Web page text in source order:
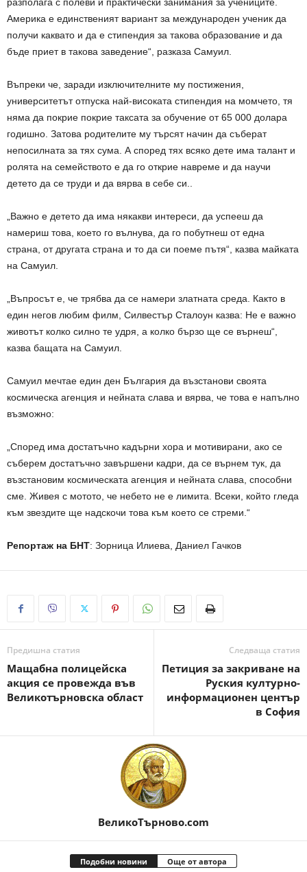
разполага с полеви и практически занимания за учениците.
Америка е единственият вариант за международен ученик да
получи каквато и да е стипендия за такова образование и да
бъде приет в такова заведение“, разказа Самуил.
Въпреки че, заради изключителните му постижения,
университетът отпуска най-високата стипендия на момчето, тя
няма да покрие покрие таксата за обучение от 65 000 долара
годишно. Затова родителите му търсят начин да съберат
непосилната за тях сума. А според тях всяко дете има талант и
ролята на семейството е да го открие навреме и да научи
детето да се труди и да вярва в себе си..
„Важно е детето да има някакви интереси, да успееш да
намериш това, което го вълнува, да го побутнеш от една
страна, от другата страна и то да си поеме пътя“, казва майката
на Самуил.
„Въпросът е, че трябва да се намери златната среда. Както в
един негов любим филм, Силвестър Сталоун казва: Не е важно
животът колко силно те удря, а колко бързо ще се върнеш“,
казва бащата на Самуил.
Самуил мечтае един ден България да възстанови своята
космическа агенция и нейната слава и вярва, че това е напълно
възможно:
„Според има достатъчно кадърни хора и мотивирани, ако се
съберем достатъчно завършени кадри, да се върнем тук, да
възстановим космическата агенция и нейната слава, способни
сме. Живея с мотото, че небето не е лимита. Всеки, който гледа
към звездите ще надскочи това към което се стреми.“
Репортаж на БНТ: Зорница Илиева, Даниел Гачков
Предишна статия
Мащабна полицейска
акция се провежда във
Великотърновска област
Следваща статия
Петиция за закриване на
Руския културно-
информационен център
в София
ВеликоТърново.com
Подобни новини Още от автора